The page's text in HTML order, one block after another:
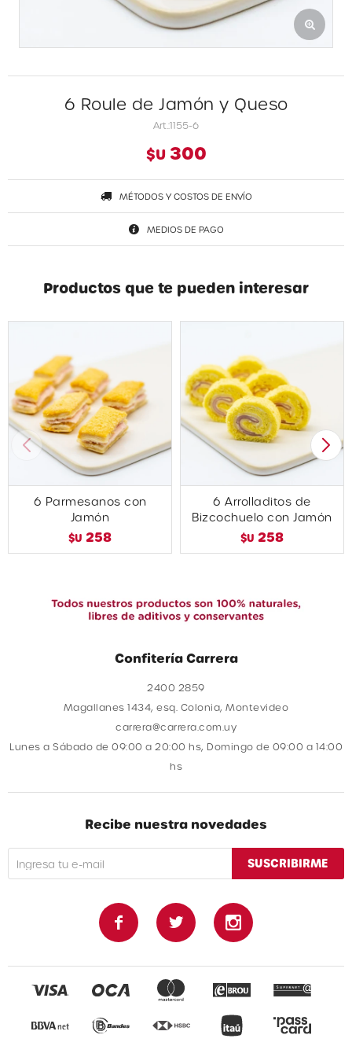
6 Roule de Jamón y Queso
1155-6
$U 300
MÉTODOS Y COSTOS DE ENVÍO
MEDIOS DE PAGO
Productos que te pueden interesar
6 Parmesanos con
Jamón
$U 258
6 Arrolladitos de
Bizcochuelo con Jamón
$U 258
Confitería Carrera
2400 2859
Magallanes 1434, esq. Colonia, Montevideo
carrera@carrera.com.uy
Lunes a Sábado de 09:00 a 20:00 hs, Domingo de 09:00 a 14:00
hs
Recibe nuestra novedades
SUSCRIBIRME
  